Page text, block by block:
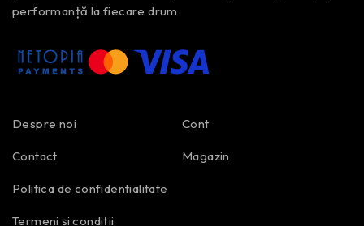
performanță la fiecare drum
Despre noi
Contact
Politica de confidentialitate
Termeni și condiții
Cont
Magazin